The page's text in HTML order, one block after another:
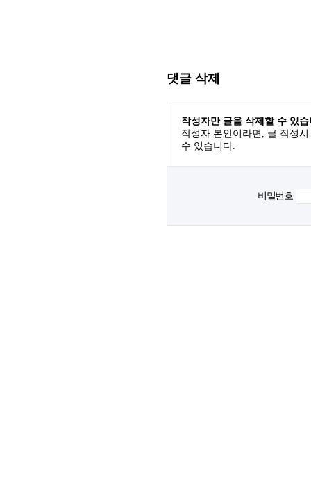
댓글 삭제
작성자만 글을 삭제할 수 있습
작성자 본인이라면, 글 작성
수 있습니다.
비밀번호